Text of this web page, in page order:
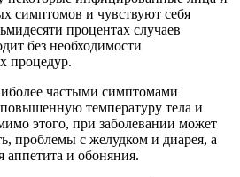
симптомов и чувствуют себя
процентах случаев
без необходимости
процедур.
частыми симптомами
температуру тела и
этого, при заболевании может
проблемы с желудком и диарея, а
аппетита и обоняния.